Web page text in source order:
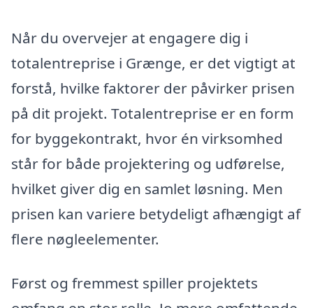
Når du overvejer at engagere dig i
totalentreprise i Grænge, er det vigtigt at
forstå, hvilke faktorer der påvirker prisen
på dit projekt. Totalentreprise er en form
for byggekontrakt, hvor én virksomhed
står for både projektering og udførelse,
hvilket giver dig en samlet løsning. Men
prisen kan variere betydeligt afhængigt af
flere nøgleelementer.
Først og fremmest spiller projektets